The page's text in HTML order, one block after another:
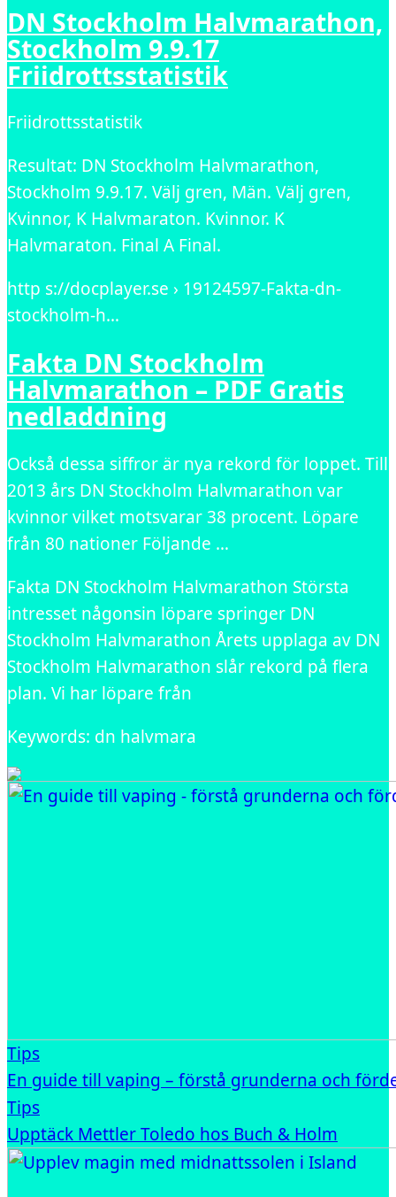
DN Stockholm Halvmarathon,
Stockholm 9.9.17
Friidrottsstatistik
Friidrottsstatistik
Resultat: DN Stockholm Halvmarathon,
Stockholm 9.9.17. Välj gren, Män. Välj gren,
Kvinnor, K Halvmaraton. Kvinnor. K
Halvmaraton. Final A Final.
http s://docplayer.se › 19124597-Fakta-dn-
stockholm-h…
Fakta DN Stockholm
Halvmarathon – PDF Gratis
nedladdning
Också dessa siffror är nya rekord för loppet. Till
2013 års DN Stockholm Halvmarathon var
kvinnor vilket motsvarar 38 procent. Löpare
från 80 nationer Följande …
Fakta DN Stockholm Halvmarathon Största
intresset någonsin löpare springer DN
Stockholm Halvmarathon Årets upplaga av DN
Stockholm Halvmarathon slår rekord på flera
plan. Vi har löpare från
Keywords: dn halvmara
Tips
En guide till vaping – förstå grunderna och
Tips
Upptäck Mettler Toledo hos Buch & Holm